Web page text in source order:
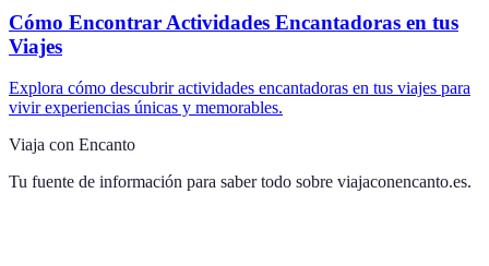
Cómo Encontrar Actividades Encantadoras en tus
Viajes
Explora cómo descubrir actividades encantadoras en tus viajes para
vivir experiencias únicas y memorables.
Viaja con Encanto
Tu fuente de información para saber todo sobre viajaconencanto.es.